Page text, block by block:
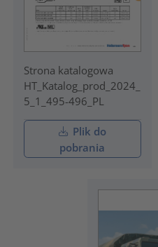
Strona katalogowa
HT_Katalog_prod_2024_
5_1_495-496_PL
Plik do
pobrania